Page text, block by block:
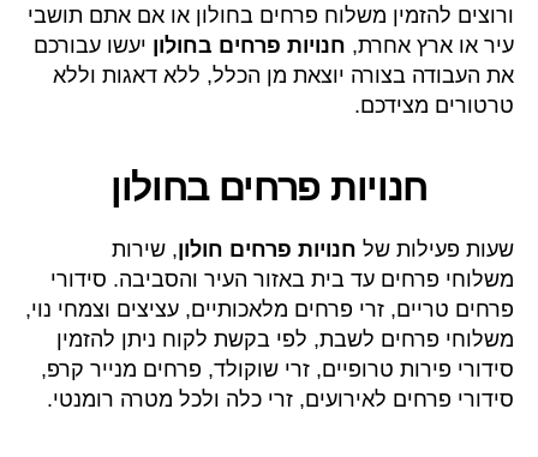
ורוצים להזמין משלוח פרחים בחולון או אם אתם תושבי
עיר או ארץ אחרת, חנויות פרחים בחולון יעשו עבורכם
את העבודה בצורה יוצאת מן הכלל, ללא דאגות וללא
טרטורים מצידכם.
חנויות פרחים בחולון
שעות פעילות של חנויות פרחים חולון, שירות
משלוחי פרחים עד בית באזור העיר והסביבה. סידורי
פרחים טריים, זרי פרחים מלאכותיים, עציצים וצמחי נוי,
משלוחי פרחים לשבת, לפי בקשת לקוח ניתן להזמין
סידורי פירות טרופיים, זרי שוקולד, פרחים מנייר קרפ,
סידורי פרחים לאירועים, זרי כלה ולכל מטרה רומנטי.